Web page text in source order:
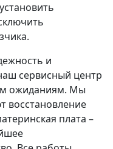
и
сервисный центр
ожиданиям. Мы
восстановление
плата –